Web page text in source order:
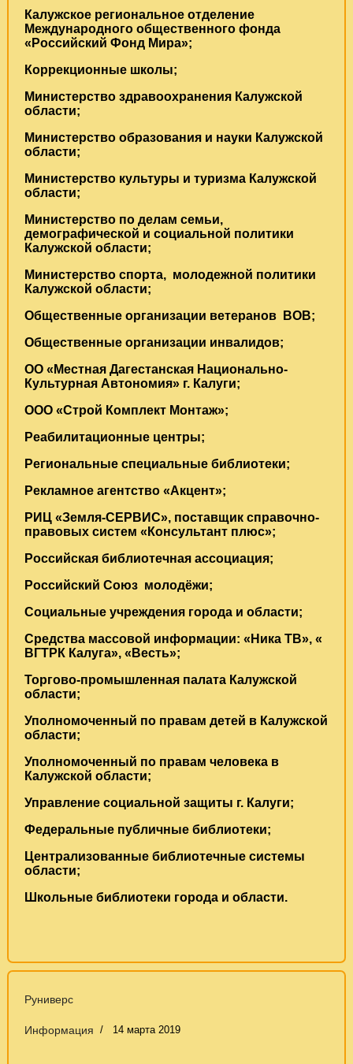
Калужское региональное отделение
Международного общественного фонда
«Российский Фонд Мира»;
Коррекционные школы;
Министерство здравоохранения Калужской
области;
Министерство образования и науки Калужской
области;
Министерство культуры и туризма Калужской
области;
Министерство по делам семьи,
демографической и социальной политики
Калужской области;
Министерство спорта, молодежной политики
Калужской области;
Общественные организации ветеранов ВОВ;
Общественные организации инвалидов;
ОО «Местная Дагестанская Национально-
Культурная Автономия» г. Калуги;
ООО «Строй Комплект Монтаж»;
Реабилитационные центры;
Региональные специальные библиотеки;
Рекламное агентство «Акцент»;
РИЦ «Земля-СЕРВИС», поставщик справочно-
правовых систем «Консультант плюс»;
Российская библиотечная ассоциация;
Российский Союз молодёжи;
Социальные учреждения города и области;
Средства массовой информации: «Ника ТВ», «
ВГТРК Калуга», «Весть»;
Торгово-промышленная палата Калужской
области;
Уполномоченный по правам детей в Калужской
области;
Уполномоченный по правам человека в
Калужской области;
Управление социальной защиты г. Калуги;
Федеральные публичные библиотеки;
Централизованные библиотечные системы
области;
Школьные библиотеки города и области.
Руниверс
Информация 14 марта 2019